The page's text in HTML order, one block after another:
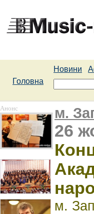
Новини
Головна
Анонс м.
26
м.